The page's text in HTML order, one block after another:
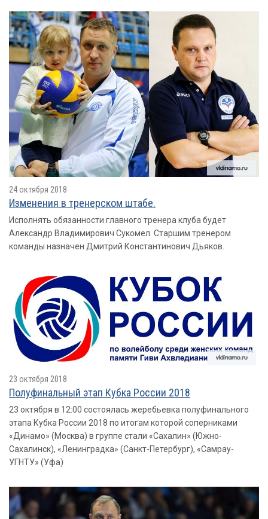
24 октября 2018
Изменения в тренерском штабе.
Исполнять обязанности главного тренера клуба будет
Александр Владимирович Сукомел. Старшим тренером
команды назначен Дмитрий Константинович Дьяков.
23 октября 2018
Полуфинальный этап Кубка России 2018
23 октября в 12:00 состоялась жеребьевка полуфинального
этапа Кубка России 2018 по итогам которой соперниками
«Динамо» (Москва) в группе стали «Сахалин» (Южно-
Сахалинск), «Ленинградка» (Санкт-Петербург), «Самрау-
УГНТУ» (Уфа)